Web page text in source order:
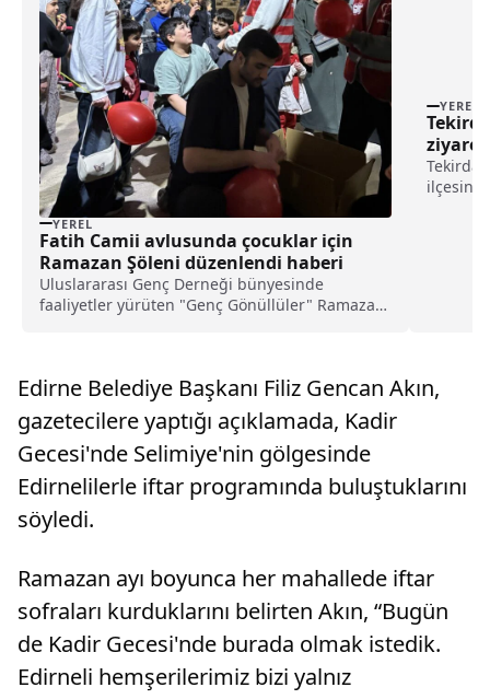
YEREL
Fatih Camii avlusunda çocuklar için
Ramazan Şöleni düzenlendi haberi
Uluslararası Genç Derneği bünyesinde
faaliyetler yürüten "Genç Gönüllüler" Ramazan
çocuklar, cami...
YEREL
Edirne Belediye Başkanı Filiz Gencan Akın,
gazetecilere yaptığı açıklamada, Kadir
Gecesi'nde Selimiye'nin gölgesinde
Edirnelilerle iftar programında buluştuklarını
söyledi.
Ramazan ayı boyunca her mahallede iftar
sofraları kurduklarını belirten Akın, “Bugün
de Kadir Gecesi'nde burada olmak istedik.
Edirneli hemşerilerimiz bizi yalnız